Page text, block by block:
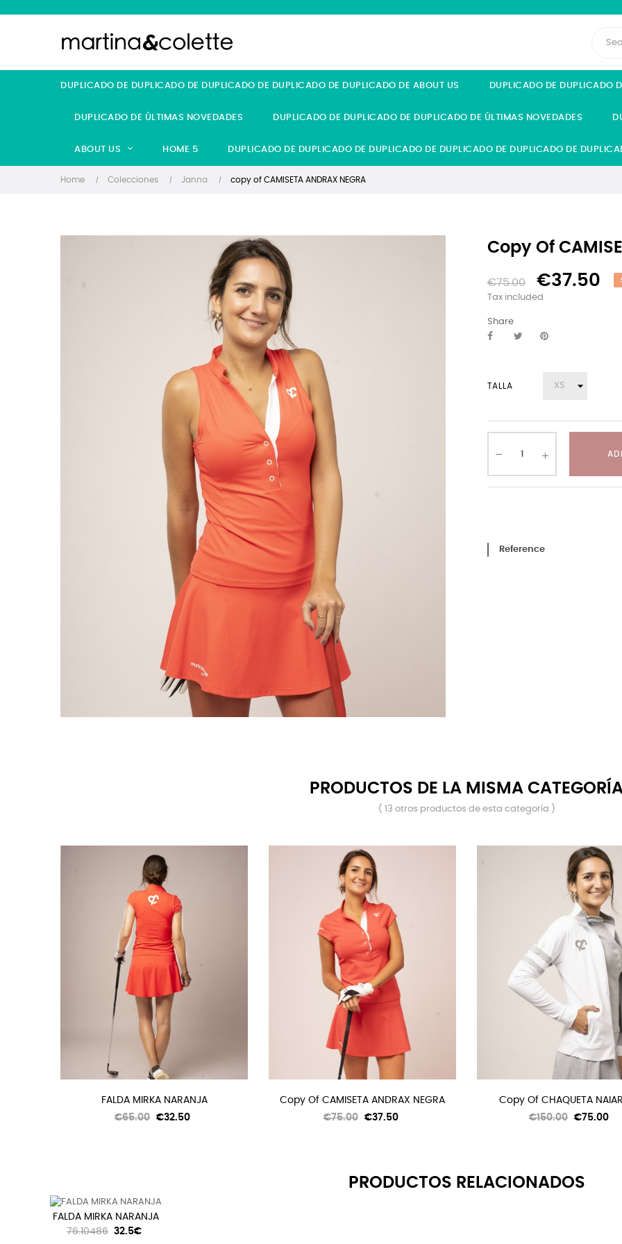
DUPLICADO DE DUPLICADO DE DUPLICADO DE DUPLICADO DE DUPLICADO DE ABOUT US DUPLICADO DE DUPLICADO
DUPLICADO DE ÚLTIMAS NOVEDADES DUPLICADO DE DUPLICADO DE DUPLICADO DE ÚLTIMAS NOVEDADES
ABOUT US HOME 5 DUPLICADO DE DUPLICADO DE DUPLICADO DE DUPLICADO DE DUPLICADO DE
Home Colecciones Janna copy of CAMISETA ANDRAX NEGRA
Copy Of
€75.00 €37.50
Tax included
Share
TALLA
Reference
PRODUCTOS DE LA MISMA
( 13 otros productos de esta categoría )
FALDA MIRKA NARANJA
Regular
€65.00 Price
€32.50
Copy Of CAMISETA ANDRAX NEGRA
Regular
€75.00 Price
€37.50
Copy Of CHAQUETA
Regular
€150.00 Price
€75.00
PRODUCTOS RELACIONADOS
FALDA MIRKA NARANJA
76.10486 32.5€